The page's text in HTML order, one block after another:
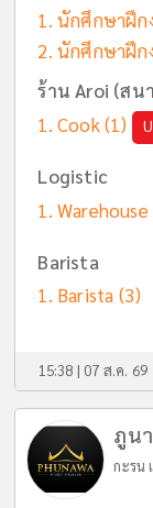
นักศึกษาฝึก
นักศึกษาฝึก
ร้าน Aroi (สน
Cook(1)
Logistic
Barista
Barista (3)
15:38 | 07 ส.ค. 69
ภูน
กะรน